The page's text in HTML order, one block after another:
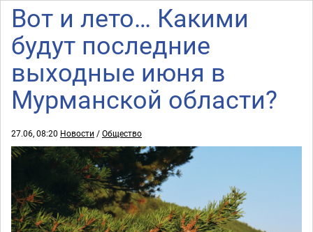
Вот и лето… Какими
будут последние
выходные июня в
Мурманской области?
27.06, 08:20 Новости /Общество